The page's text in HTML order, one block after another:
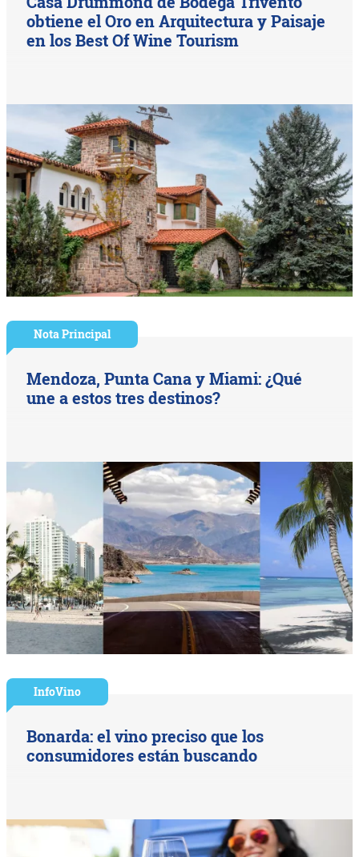
obtiene el Oro en Arquitectura y Paisaje
en los Best Of Wine Tourism
Nota Principal
Mendoza, Punta Cana y Miami: ¿Qué
une a estos tres destinos?
InfoVino
Bonarda: el vino preciso que los
consumidores están buscando